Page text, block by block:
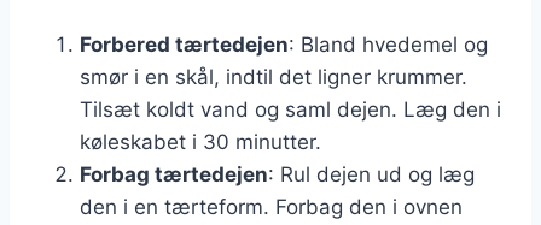
Forbered tærtedejen: Bland hvedemel og
smør i en skål, indtil det ligner krummer.
Tilsæt koldt vand og saml dejen. Læg den i
køleskabet i 30 minutter.
Forbag tærtedejen: Rul dejen ud og læg
den i en tærteform. Forbag den i ovnen